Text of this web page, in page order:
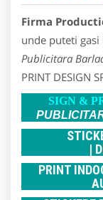
Firma
unde puteti
Publicitara
PRINT DESIGN
SIGN &
|
PRINT